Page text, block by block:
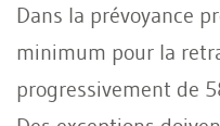
Dans la prévoyance
minimum pour la
progressivement de